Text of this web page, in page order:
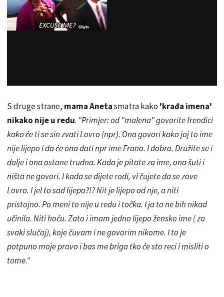
S druge strane, mama Anetasmatra kako 'krađa imena'
nikako nije u redu. "Primjer: od "malena" govorite frendici
kako će ti se sin zvati Lovro (npr). Ona govori kako joj to ime
nije lijepo i da će ona dati npr ime Frano. I dobro. Družite se i
dalje i ona ostane trudna. Kada je pitate za ime, ona šuti i
ništa ne govori. I kada se dijete rodi, vi čujete da se zove
Lovro. I jel to sad lijepo?!? Nit je lijepo od nje, a niti
pristojno. Po meni to nije u redu i točka. I ja to ne bih nikad
učinila. Niti hoću. Zato i imam jedno lijepo žensko ime ( za
svaki slučaj), koje čuvam i ne govorim nikome. I to je
potpuno moje pravo i bas me briga tko će sto reci i misliti o
tome."